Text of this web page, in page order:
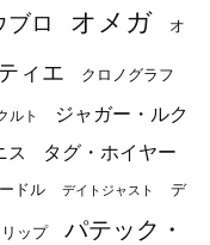
ブロ オメガ オ
ィエ クロノグラフ
ルト
ジャガー・ルク
ス タグ・ホイヤー
ドル デイトジャスト デ
ップ
パテック・